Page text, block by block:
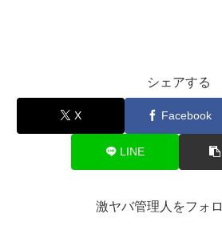
シェアする
X Facebook
LINE
激ヤバ管理人をフォ